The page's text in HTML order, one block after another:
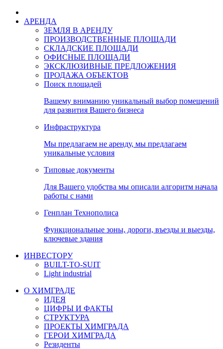
АРЕНДА
ЗЕМЛЯ В АРЕНДУ
ПРОИЗВОДСТВЕННЫЕ ПЛОЩАДИ
СКЛАДСКИЕ ПЛОЩАДИ
ОФИСНЫЕ ПЛОЩАДИ
ЭКСКЛЮЗИВНЫЕ ПРЕДЛОЖЕНИЯ
ПРОДАЖА ОБЪЕКТОВ
Поиск площадей
Вашему вниманию уникальный выбор помещений
для развития Вашего бизнеса
Инфраструктура
Мы предлагаем не аренду, мы предлагаем
уникальные условия
Типовые документы
Для Вашего удобства мы описали алгоритм начала
работы с нами
Генплан Технополиса
Функциональные зоны, дороги, въезды и выезды,
ключевые здания
ИНВЕСТОРУ
BUILT-TO-SUIT
Light industrial
О ХИМГРАДЕ
ИДЕЯ
ЦИФРЫ И ФАКТЫ
СТРУКТУРА
ПРОЕКТЫ ХИМГРАДА
ГЕРОИ ХИМГРАДА
Резиденты